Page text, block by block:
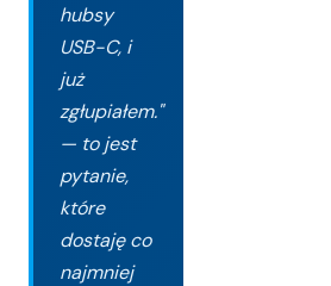
hubsy
USB-C, i
już
zgłupiałem."
— to jest
pytanie,
które
dostaję co
najmniej